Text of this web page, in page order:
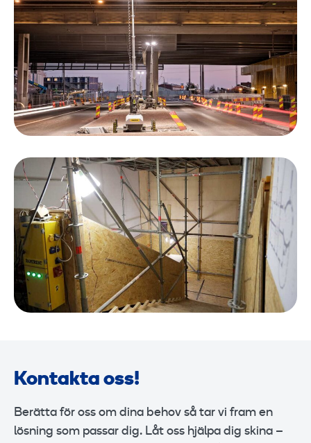
Kontakta oss!
Berätta för oss om dina behov så tar vi fram en
lösning som passar dig. Låt oss hjälpa dig skina –